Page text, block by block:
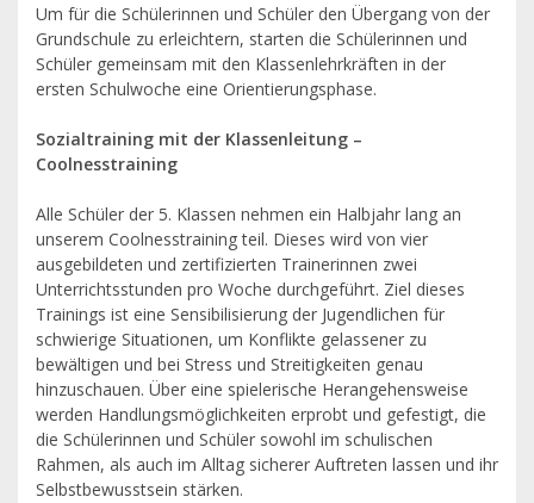
Um für die Schülerinnen und Schüler den Übergang von der
Grundschule zu erleichtern, starten die Schülerinnen und
Schüler gemeinsam mit den Klassenlehrkräften in der
ersten Schulwoche eine Orientierungsphase.
Sozialtraining mit der Klassenleitung –
Coolnesstraining
Alle Schüler der 5. Klassen nehmen ein Halbjahr lang an
unserem Coolnesstraining teil. Dieses wird von vier
ausgebildeten und zertifizierten Trainerinnen zwei
Unterrichtsstunden pro Woche durchgeführt. Ziel dieses
Trainings ist eine Sensibilisierung der Jugendlichen für
schwierige Situationen, um Konflikte gelassener zu
bewältigen und bei Stress und Streitigkeiten genau
hinzuschauen. Über eine spielerische Herangehensweise
werden Handlungsmöglichkeiten erprobt und gefestigt, die
die Schülerinnen und Schüler sowohl im schulischen
Rahmen, als auch im Alltag sicherer Auftreten lassen und ihr
Selbstbewusstsein stärken.